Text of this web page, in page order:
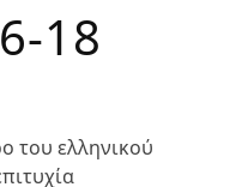
18
του ελληνικού